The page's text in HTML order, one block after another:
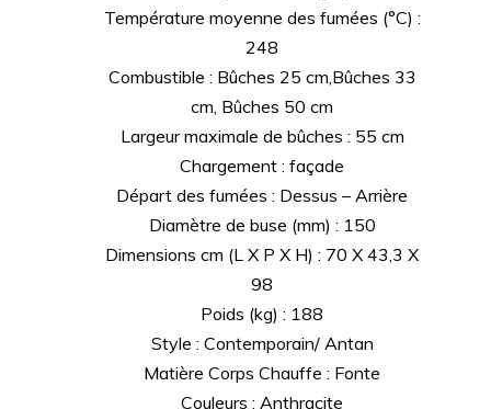
Température moyenne des fumées (°C) :
248
Combustible : Bûches 25 cm,Bûches 33
cm, Bûches 50 cm
Largeur maximale de bûches : 55 cm
Chargement : façade
Départ des fumées : Dessus – Arrière
Diamètre de buse (mm) : 150
Dimensions cm (L X P X H) : 70 X 43,3 X
98
Poids (kg) : 188
Style : Contemporain/ Antan
Matière Corps Chauffe : Fonte
Couleurs : Anthracite